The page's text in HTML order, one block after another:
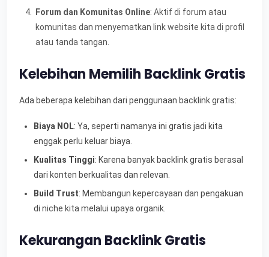
Forum dan Komunitas Online: Aktif di forum atau
komunitas dan menyematkan link website kita di profil
atau tanda tangan.
Kelebihan Memilih Backlink Gratis
Ada beberapa kelebihan dari penggunaan backlink gratis:
Biaya NOL: Ya, seperti namanya ini gratis jadi kita
enggak perlu keluar biaya.
Kualitas Tinggi: Karena banyak backlink gratis berasal
dari konten berkualitas dan relevan.
Build Trust: Membangun kepercayaan dan pengakuan
di niche kita melalui upaya organik.
Kekurangan Backlink Gratis